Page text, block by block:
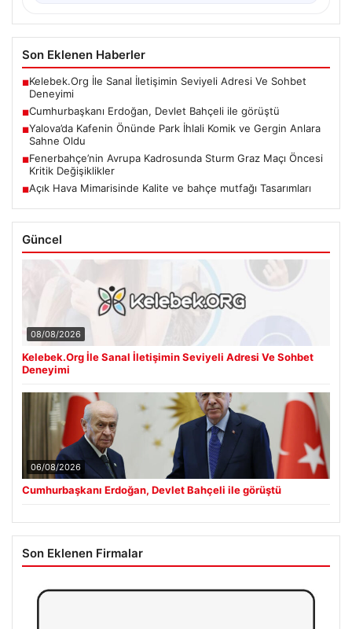
Son Eklenen Haberler
■Kelebek.Org İle Sanal İletişimin Seviyeli Adresi Ve Sohbet
Deneyimi
■Cumhurbaşkanı Erdoğan, Devlet Bahçeli ile görüştü
■Yalova’da Kafenin Önünde Park İhlali Komik ve Gergin Anlara
Sahne Oldu
■Fenerbahçe’nin Avrupa Kadrosunda Sturm Graz Maçı Öncesi
Kritik Değişiklikler
■Açık Hava Mimarisinde Kalite ve bahçe mutfağı Tasarımları
Güncel
08/08/2026
Kelebek.Org İle Sanal İletişimin Seviyeli Adresi Ve Sohbet
Deneyimi
06/08/2026
Cumhurbaşkanı Erdoğan, Devlet Bahçeli ile görüştü
Son Eklenen Firmalar